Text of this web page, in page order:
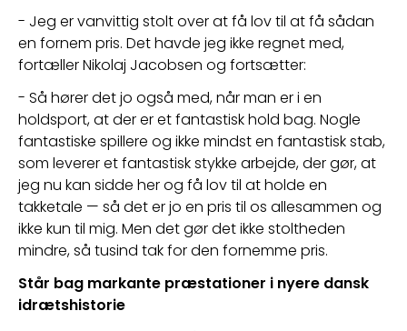
- Jeg er vanvittig stolt over at få lov til at få sådan
en fornem pris. Det havde jeg ikke regnet med,
fortæller Nikolaj Jacobsen og fortsætter:
- Så hører det jo også med, når man er i en
holdsport, at der er et fantastisk hold bag. Nogle
fantastiske spillere og ikke mindst en fantastisk stab,
som leverer et fantastisk stykke arbejde, der gør, at
jeg nu kan sidde her og få lov til at holde en
takketale — så det er jo en pris til os allesammen og
ikke kun til mig. Men det gør det ikke stoltheden
mindre, så tusind tak for den fornemme pris.
Står bag markante præstationer i nyere dansk
idrætshistorie